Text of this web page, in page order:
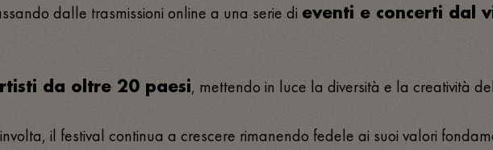
dalle trasmissioni online a una serie di eventi e concerti dal
da oltre 20 paesi, mettendo in luce la diversità e la creatività
il festival continua a crescere rimanendo fedele ai suoi valori